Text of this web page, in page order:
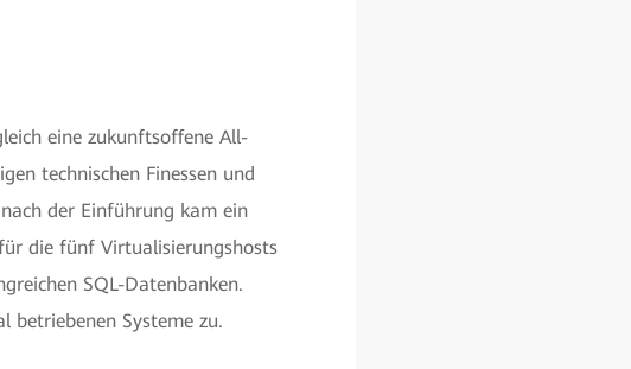
eine zukunftsoffene All-
technischen Finessen und
der Einführung kam ein
die fünf Virtualisierungshosts
SQL-Datenbanken.
betriebenen Systeme zu.